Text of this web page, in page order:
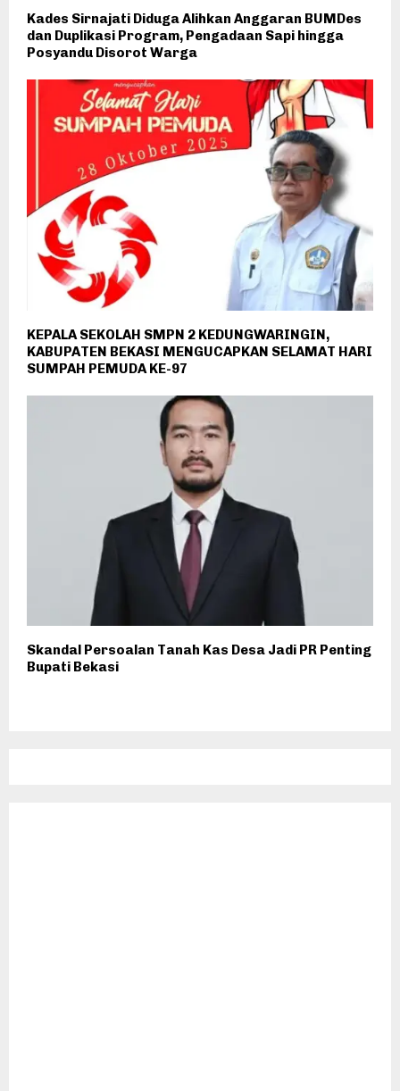
Kades Sirnajati Diduga Alihkan Anggaran BUMDes
dan Duplikasi Program, Pengadaan Sapi hingga
Posyandu Disorot Warga
KEPALA SEKOLAH SMPN 2 KEDUNGWARINGIN,
KABUPATEN BEKASI MENGUCAPKAN SELAMAT HARI
SUMPAH PEMUDA KE-97
Skandal Persoalan Tanah Kas Desa Jadi PR Penting
Bupati Bekasi